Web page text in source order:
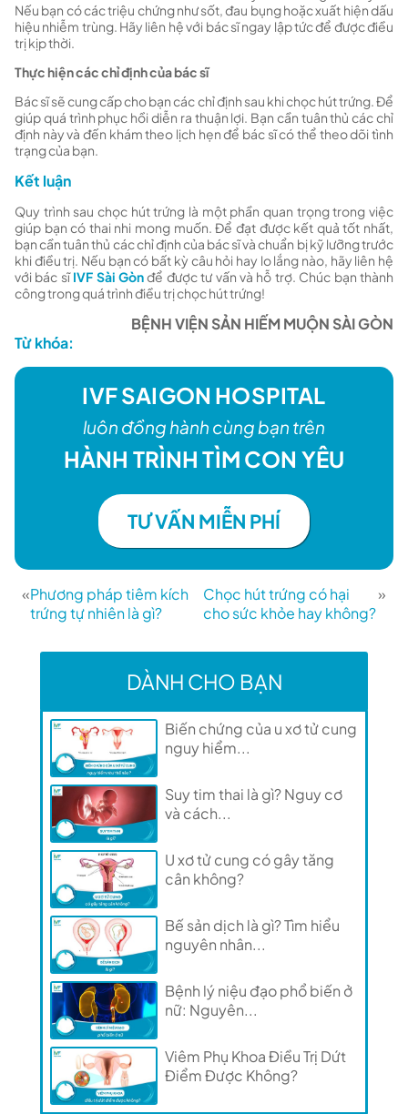
Nếu bạn có các triệu chứng như sốt, đau bụng hoặc xuất hiện dấu
hiệu nhiễm trùng. Hãy liên hệ với bác sĩ ngay lập tức để được điều
trị kịp thời.
Thực hiện các chỉ định của bác sĩ
Bác sĩ sẽ cung cấp cho bạn các chỉ định sau khi chọc hút trứng. Để
giúp quá trình phục hồi diễn ra thuận lợi. Bạn cần tuân thủ các chỉ
định này và đến khám theo lịch hẹn để bác sĩ có thể theo dõi tình
trạng của bạn.
Kết luận
Quy trình sau chọc hút trứng là một phần quan trọng trong việc
giúp bạn có thai nhi mong muốn. Để đạt được kết quả tốt nhất,
bạn cần tuân thủ các chỉ định của bác sĩ và chuẩn bị kỹ lưỡng trước
khi điều trị. Nếu bạn có bất kỳ câu hỏi hay lo lắng nào, hãy liên hệ
với bác sĩIVF Sài Gònđể được tư vấn và hỗ trợ. Chúc bạn thành
công trong quá trình điều trị chọc hút trứng!
BỆNH VIỆN SẢN HIẾM MUỘN SÀI GÒN
Từ khóa:
IVF SAIGON HOSPITAL
luôn đồng hành cùng bạn trên
HÀNH TRÌNH TÌM CON YÊU
TƯ VẤN MIỄN PHÍ
«Phương pháp tiêm kích
trứng tự nhiên là gì?
Chọc hút trứng có hại
cho sức khỏe hay không?
»
DÀNH CHO BẠN
Biến chứng của u xơ tử cung
nguy hiểm...
Suy tim thai là gì? Nguy cơ
và cách...
U xơ tử cung có gây tăng
cân không?
Bế sản dịch là gì? Tìm hiểu
nguyên nhân...
Bệnh lý niệu đạo phổ biến ở
nữ: Nguyên...
Viêm Phụ Khoa Điều Trị Dứt
Điểm Được Không?